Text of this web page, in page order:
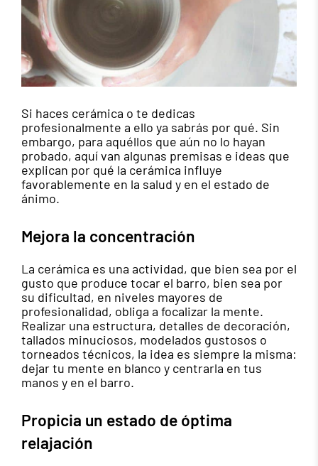
Si haces cerámica o te dedicas
profesionalmente a ello ya sabrás por qué. Sin
embargo, para aquéllos que aún no lo hayan
probado, aquí van algunas premisas e ideas que
explican por qué la cerámica influye
favorablemente en la salud y en el estado de
ánimo.
Mejora la concentración
La cerámica es una actividad, que bien sea por el
gusto que produce tocar el barro, bien sea por
su dificultad, en niveles mayores de
profesionalidad, obliga a focalizar la mente.
Realizar una estructura, detalles de decoración,
tallados minuciosos, modelados gustosos o
torneados técnicos, la idea es siempre la misma:
dejar tu mente en blanco y centrarla en tus
manos y en el barro.
Propicia un estado de óptima
relajación